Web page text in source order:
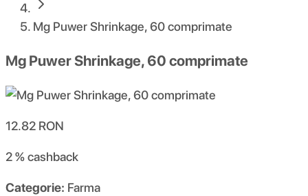
Mg Puwer Shrinkage, 60 comprimate
Mg Puwer Shrinkage, 60 comprimate
12.82 RON
2 %cashback
Categorie: Farma